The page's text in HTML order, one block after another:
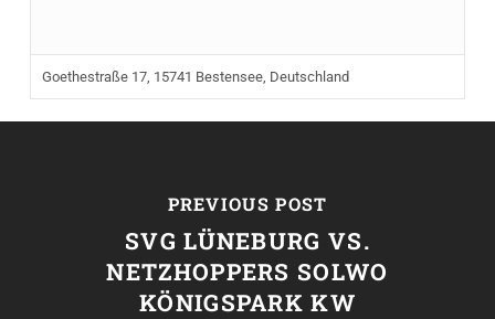
Goethestraße 17, 15741 Bestensee, Deutschland
PREVIOUS POST
SVG LÜNEBURG VS.
NETZHOPPERS SOLWO
KÖNIGSPARK KW